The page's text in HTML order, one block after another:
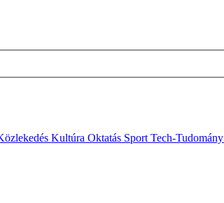
Kultúra Oktatás Sport Tech-Tudomány